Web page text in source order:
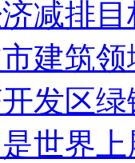
减排
建筑
发区
世界